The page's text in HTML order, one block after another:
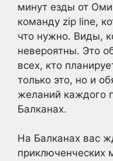
минут езды от
команду zip line,
что нужно. Виды,
невероятны. Это
всех, кто
только это, но и
желаний каждого
Балканах.
На Балканах вас
приключенческих